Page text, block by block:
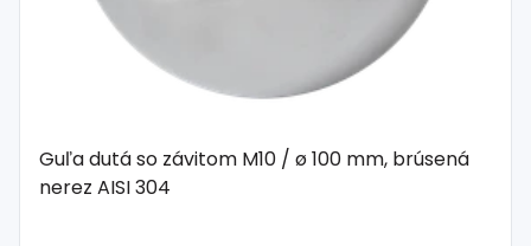
Guľa dutá so závitom M10 / ø 100 mm, brúsená
nerez AISI 304